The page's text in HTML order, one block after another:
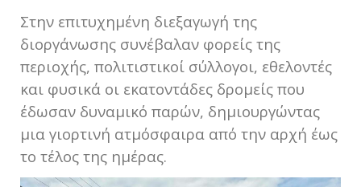
Στην επιτυχημένη διεξαγωγή της
διοργάνωσης συνέβαλαν φορείς της
περιοχής, πολιτιστικοί σύλλογοι, εθελοντές
και φυσικά οι εκατοντάδες δρομείς που
έδωσαν δυναμικό παρών, δημιουργώντας
μια γιορτινή ατμόσφαιρα από την αρχή έως
το τέλος της ημέρας.